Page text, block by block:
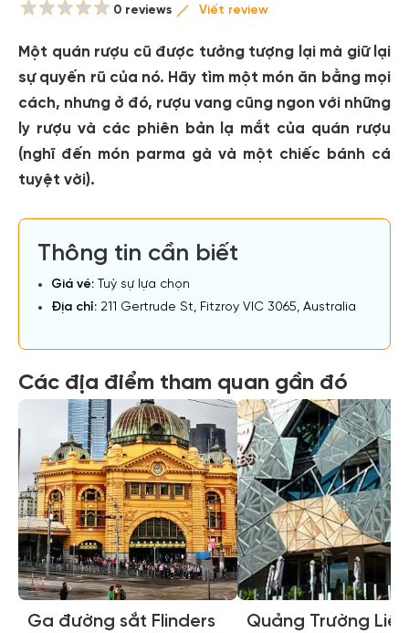
0 reviews Viết review
Một quán rượu cũ được tưởng tượng lại mà giữ lại
sự quyến rũ của nó. Hãy tìm một món ăn bằng mọi
cách, nhưng ở đó, rượu vang cũng ngon với những
ly rượu và các phiên bản lạ mắt của quán rượu
(nghĩ đến món parma gà và một chiếc bánh cá
tuyệt vời).
Thông tin cần biết
Giá vé: Tuỳ sự lựa chọn
Địa chỉ: 211 Gertrude St, Fitzroy VIC 3065, Australia
Các địa điểm tham quan gần đó
Ga đường sắt Flinders
Quảng Trường Liên